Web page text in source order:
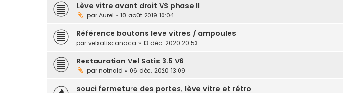
Lève vitre avant droit VS phase II
par Aurel » 18 août 2019 10:04
Référence boutons leve vitres / ampoules
par velsatiscanada » 13 déc. 2020 20:53
Restauration Vel Satis 3.5 V6
par notnald » 06 déc. 2020 13:09
souci fermeture des portes, lève vitre et rétro